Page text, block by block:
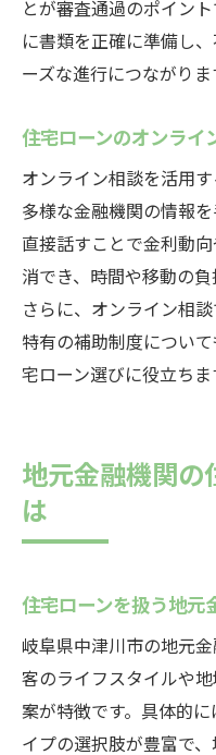
とが審査通過のポイン
に書類を正確に準備し
ーズな進行につながりま
住宅ローンのオンライ
オンライン相談を活用
多様な金融機関の情報
直接話すことで金利動
消でき、時間や移動の負
さらに、オンライン相
特有の補助制度につい
宅ローン選びに役立ちま
地元金融機関の
は
住宅ローンを扱う地元
岐阜県中津川市の地元
客のライフスタイルや
案が特徴です。具体的
イプの選択肢が豊富で